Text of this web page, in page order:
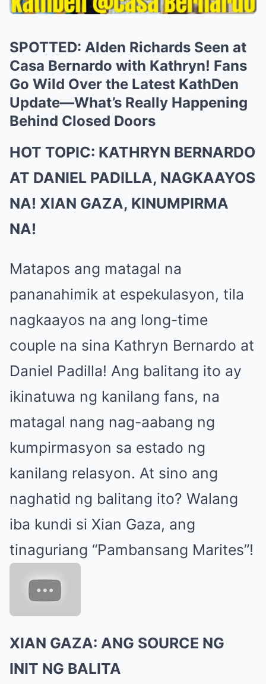
SPOTTED: Alden Richards Seen at
Casa Bernardo with Kathryn! Fans
Go Wild Over the Latest KathDen
Update—What’s Really Happening
Behind Closed Doors
HOT TOPIC: KATHRYN BERNARDO
AT DANIEL PADILLA, NAGKAAYOS
NA! XIAN GAZA, KINUMPIRMA
NA!
Matapos ang matagal na
pananahimik at espekulasyon, tila
nagkaayos na ang long-time
couple na sina Kathryn Bernardo at
Daniel Padilla! Ang balitang ito ay
ikinatuwa ng kanilang fans, na
matagal nang nag-aabang ng
kumpirmasyon sa estado ng
kanilang relasyon. At sino ang
naghatid ng balitang ito? Walang
iba kundi si Xian Gaza, ang
tinaguriang “Pambansang Marites”!
XIAN GAZA: ANG SOURCE NG
INIT NG BALITA